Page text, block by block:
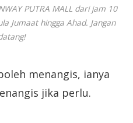
PUTRA MALL dari jam 10
Jumaat hingga Ahad. Jangan
menangis, ianya
jika perlu.